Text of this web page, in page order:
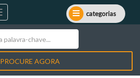
categorias
PROCURE AGORA